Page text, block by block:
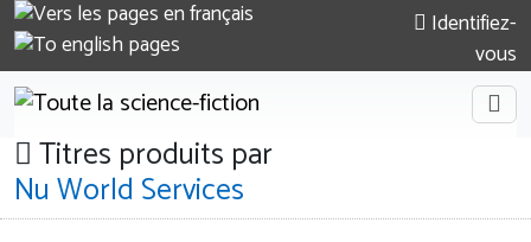
Identifiez-
vous
Titres produits par
Nu World Services